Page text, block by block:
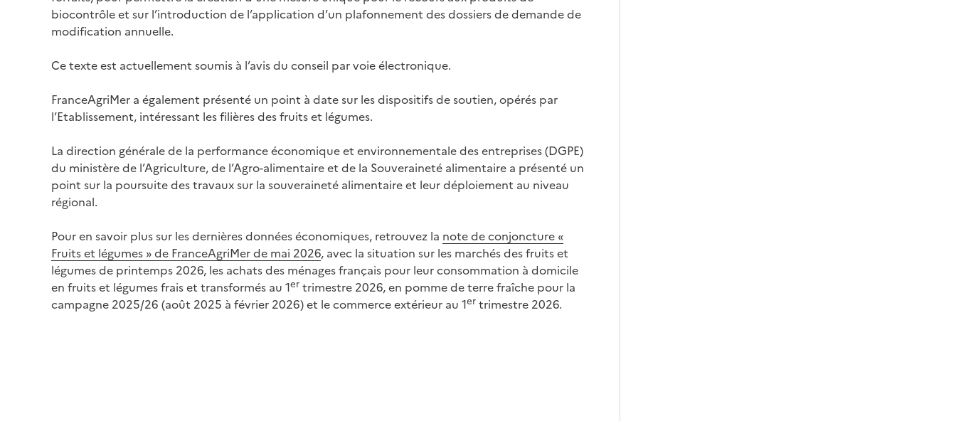
biocontrôle et sur l’introduction de l’application d’un plafonnement des dossiers de demande de
modification annuelle.
Ce texte est actuellement soumis à l’avis du conseil par voie électronique.
FranceAgriMer a également présenté un point à date sur les dispositifs de soutien, opérés par
l’Etablissement, intéressant les filières des fruits et légumes.
La direction générale de la performance économique et environnementale des entreprises (DGPE)
du ministère de l’Agriculture, de l’Agro-alimentaire et de la Souveraineté alimentaire a présenté un
point sur la poursuite des travaux sur la souveraineté alimentaire et leur déploiement au niveau
régional.
Pour en savoir plus sur les dernières données économiques, retrouvez la note de conjoncture «
Fruits et légumes » de FranceAgriMer de mai 2026, avec la situation sur les marchés des fruits et
légumes de printemps 2026, les achats des ménages français pour leur consommation à domicile
en fruits et légumes frais et transformés au 1er trimestre 2026, en pomme de terre fraîche pour la
campagne 2025/26 (août 2025 à février 2026) et le commerce extérieur au 1er trimestre 2026.